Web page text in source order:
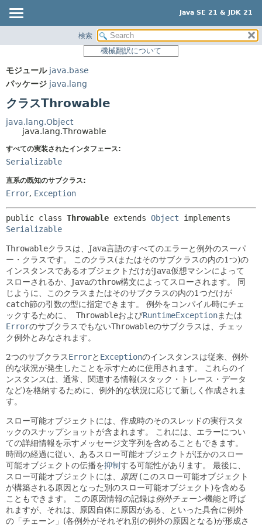
Java SE 21 & JDK 21
パッケージ
使用
ツリー
プレビュー
新規
非推奨
ヘルプ
サマリー:
ネスト済
検索
機械翻訳について
モジュール java.base
パッケージ java.lang
クラスThrowable
java.lang.Object
java.lang.Throwable
すべての実装されたインタフェース:
Serializable
直系の既知のサブクラス:
Error, Exception
public class Throwable extends Object
Serializable
Throwableクラスは、Java言語のすべてのエラーと例外のスーパ
ー・クラスです。
このクラス(またはそのサブクラスの内の1つ)の
インスタンスであるオブジェクトだけがJava仮想マシンによって
スローされるか、Javaのthrow構文によってスローされます。
同
じように、このクラスまたはそのサブクラスの内の1つだけが
catch節の引数の型に指定できます。
例外をコンパイル時にチェ
ックするために、
ThrowableおよびRuntimeExceptionまたは
ErrorのサブクラスでもないThrowableのサブクラスは、チェッ
ク例外とみなされます。
2つのサブクラスErrorと Exceptionのインスタンスは従来、例外
的な状況が発生したことを示すために使用されます。
これらのイ
ンスタンスは、通常、関連する情報(スタック・トレース・データ
など)を格納するために、例外的な状況に応じて新しく作成されま
す。
スロー可能オブジェクトには、作成時のそのスレッドの実行スタ
ックのスナップショットが含まれます。
これには、エラーについ
ての詳細情報を示すメッセージ文字列を含めることもできます。
時間の経過に従い、あるスロー可能オブジェクトがほかのスロー
可能オブジェクトの伝播を抑制する可能性があります。
最後に、
スロー可能オブジェクトには、
原因(このスロー可能オブジェクト
が構築される原因となった別のスロー可能オブジェクト)を含める
こともできます。
この原因情報の記録は例外チェーン機能と呼ば
れますが、それは、原因自体に原因がある、といった具合に例外
の「チェーン」(各例外がそれぞれ別の例外の原因となる)が形成さ